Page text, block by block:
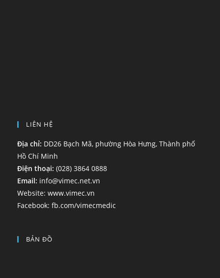
LIÊN HỆ
Địa chỉ: DD26 Bạch Mã, phường Hòa Hưng, Thành phố
Hồ Chí Minh
Điện thoại: (028) 3864 0888
Email: info@vimec.net.vn
Website: www.vimec.vn
Facebook: fb.com/vimecmedic
BẢN ĐỒ